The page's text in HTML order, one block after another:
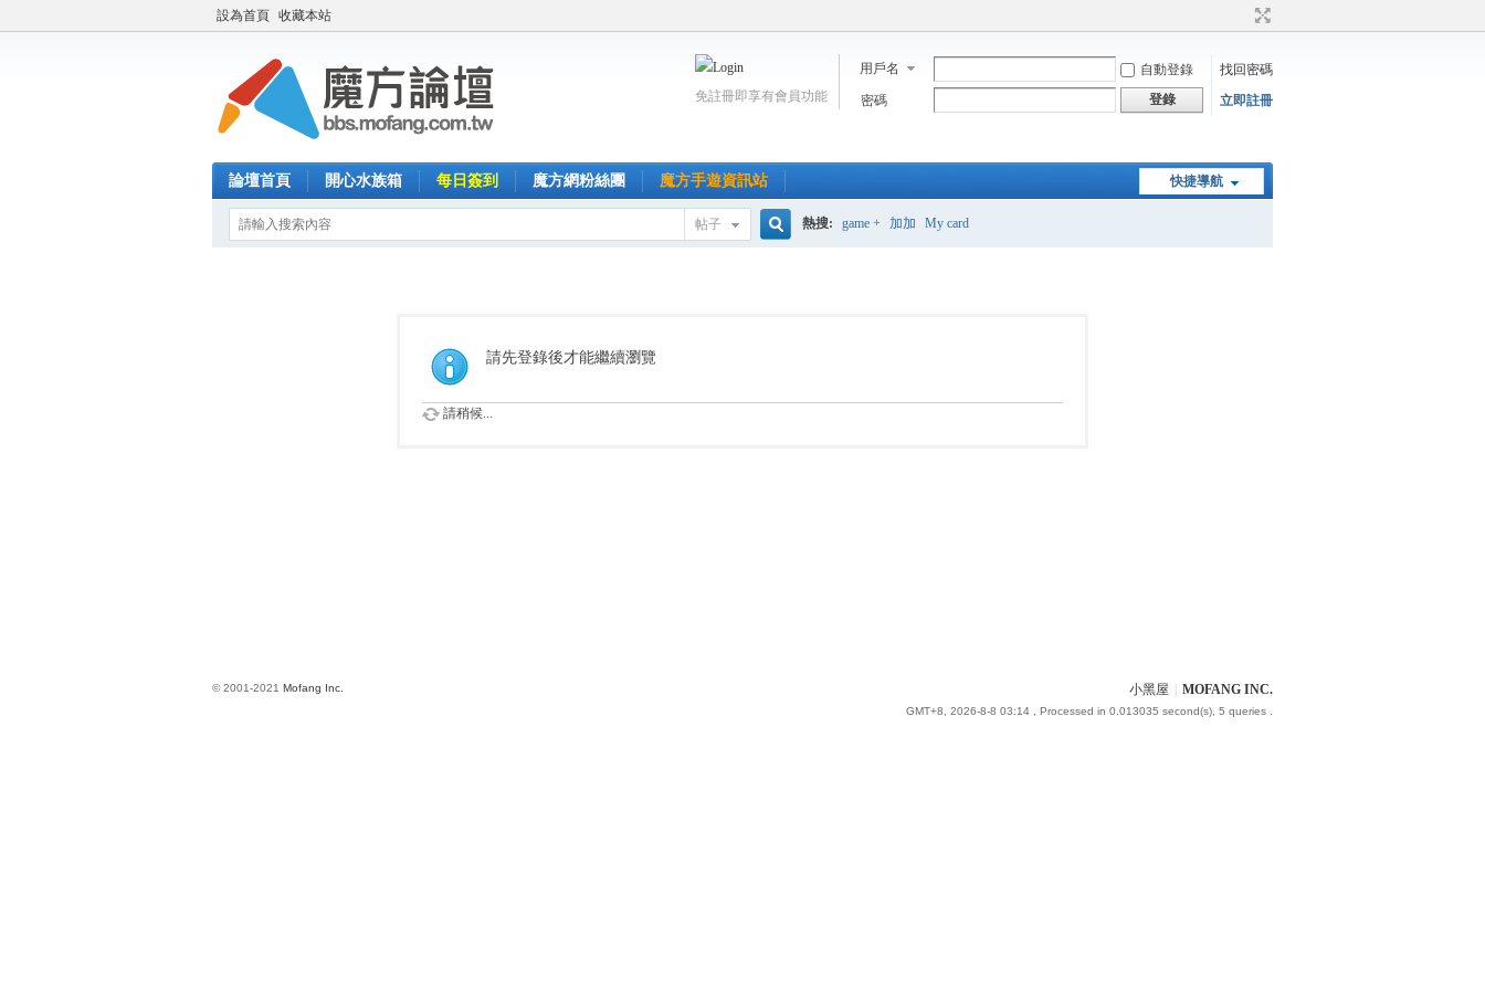
設為首頁 收藏本站
用戶名 自動登錄
找回密碼
密碼
登錄 立即註冊
免註冊即享有會員功能
快捷導航
論壇首頁 開心水族箱 每日簽到 魔方網粉絲團 魔方手遊資訊站
帖子 熱搜: game + 加加 My card
請先登錄後才能繼續瀏覽
請稍候...
小黑屋 MOFANG INC.
GMT+8, 2026-8-8 03:14 , Processed in 0.013035 second(s), 5 queries .
© 2001-2021 Mofang Inc.